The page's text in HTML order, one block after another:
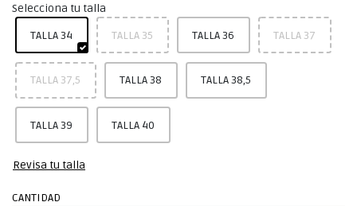
Selecciona tu talla
TALLA 34
TALLA 35 TALLA 36 TALLA 37
TALLA 37,5 TALLA 38 TALLA 38,5
TALLA 39 TALLA 40
Revisa tu talla
CANTIDAD